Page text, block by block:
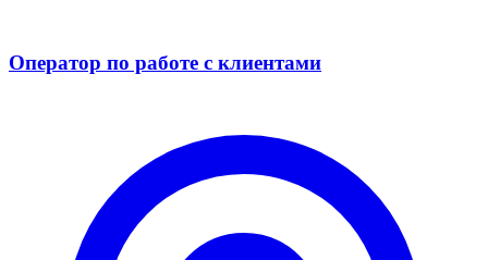
Оператор по работе с клиентами